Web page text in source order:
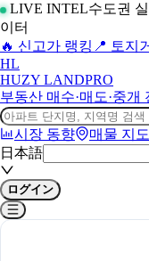
LIVE INTEL수도권
이터
🔥 신고가 랭킹 📍 토지
HL
HUZY LANDPRO
부동산 매수·매도·중개
시장 동향 매물 지도
日本語
ログイン